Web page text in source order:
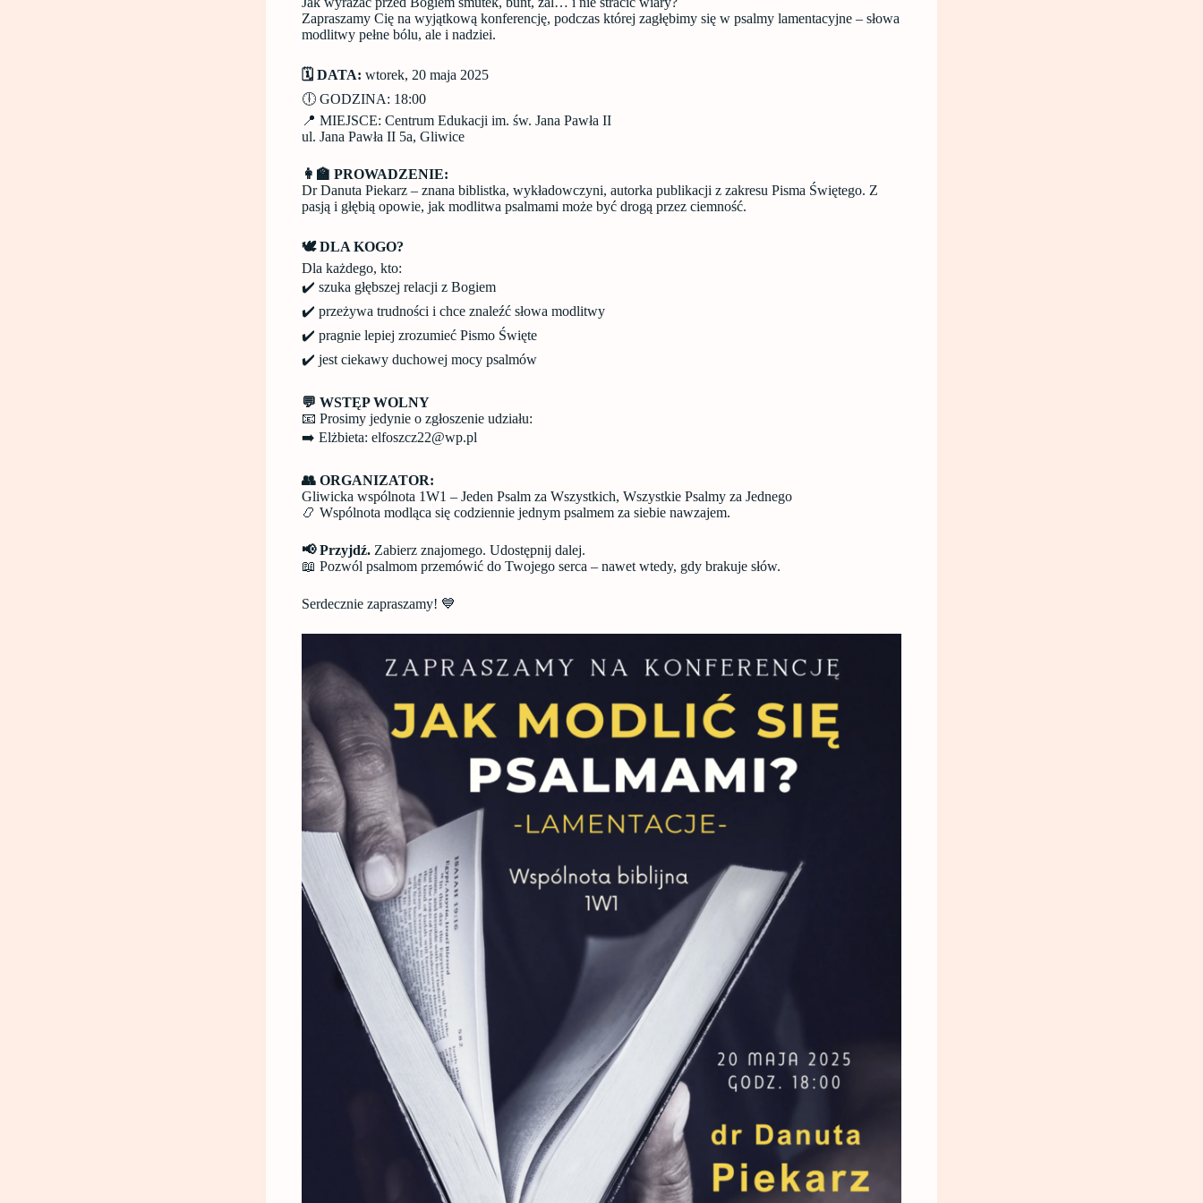
Zapraszamy Cię na wyjątkową konferencję, podczas której zagłębimy się w psalmy lamentacyjne – słowa
modlitwy pełne bólu, ale i nadziei.
🗓️ DATA: wtorek, 20 maja 2025
🕕 GODZINA: 18:00
📍 MIEJSCE: Centrum Edukacji im. św. Jana Pawła II
ul. Jana Pawła II 5a, Gliwice
👩‍🏫 PROWADZENIE:
Dr Danuta Piekarz – znana biblistka, wykładowczyni, autorka publikacji z zakresu Pisma Świętego. Z
pasją i głębią opowie, jak modlitwa psalmami może być drogą przez ciemność.
🕊️ DLA KOGO?
Dla każdego, kto:
✔️ szuka głębszej relacji z Bogiem
✔️ przeżywa trudności i chce znaleźć słowa modlitwy
✔️ pragnie lepiej zrozumieć Pismo Święte
✔️ jest ciekawy duchowej mocy psalmów
💬 WSTĘP WOLNY
📧 Prosimy jedynie o zgłoszenie udziału:
➡️ Elżbieta: elfoszcz22@wp.pl
👥 ORGANIZATOR:
Gliwicka wspólnota 1W1 – Jeden Psalm za Wszystkich, Wszystkie Psalmy za Jednego
📿 Wspólnota modląca się codziennie jednym psalmem za siebie nawzajem.
📢 Przyjdź. Zabierz znajomego. Udostępnij dalej.
📖 Pozwól psalmom przemówić do Twojego serca – nawet wtedy, gdy brakuje słów.
Serdecznie zapraszamy! 💙